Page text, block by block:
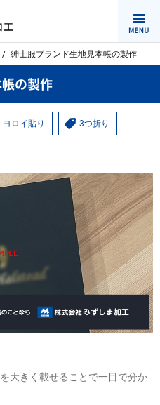
紳士服ブランド生地見本帳の製作
の製作
ヨロイ貼り 3つ折り
大きく載せることで一目で分か